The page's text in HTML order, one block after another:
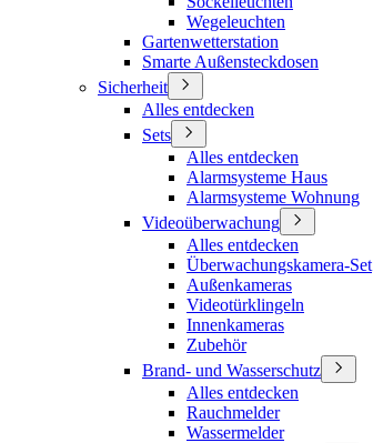
Wegeleuchten
Gartenwetterstation
Smarte Außensteckdosen
Sicherheit
Alles entdecken
Sets
Alles entdecken
Alarmsysteme Haus
Alarmsysteme Wohnung
Videoüberwachung
Alles entdecken
Überwachungskamera-Set
Außenkameras
Videotürklingeln
Innenkameras
Zubehör
Brand- und Wasserschutz
Alles entdecken
Rauchmelder
Wassermelder